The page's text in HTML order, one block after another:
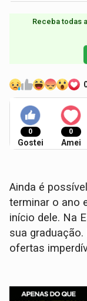
Receba todas
0
Gostei
0
Amei
Ainda é
terminar o ano
início dele. Na
sua
ofertas